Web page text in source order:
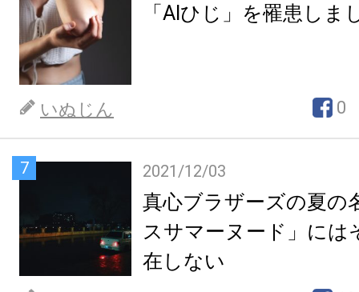
「AIひじ」を罹患しま
いぬじん 0
7 2021/12/03
真心ブラザーズの夏の
スサマーヌード」には
在しない